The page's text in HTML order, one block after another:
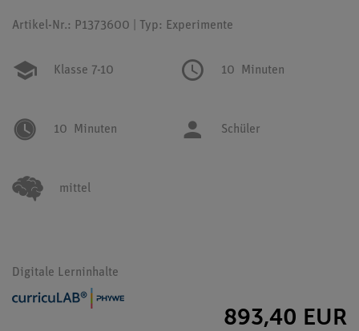
Artikel-Nr.: P1373600 | Typ: Experimente
Klasse 7-10 10 Minuten
10 Minuten Schüler
mittel
Digitale Lerninhalte
893,40 EUR